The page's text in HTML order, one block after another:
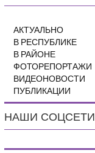
АКТУАЛЬНО
В РЕСПУБЛИКЕ
В РАЙОНЕ
ФОТОРЕПОРТАЖИ
ВИДЕОНОВОСТИ
ПУБЛИКАЦИИ
НАШИ СОЦСЕТИ